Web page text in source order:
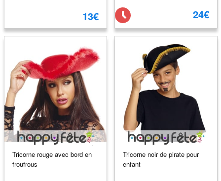
13€ 24€
Tricorne rouge avec bord en
froufrous
Tricorne noir de pirate pour
enfant